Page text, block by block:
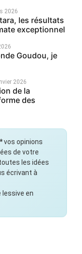
2026
les résultats
exceptionnel
Goudou, je
2026
de la
des
vos opinions
de votre
les idées
écrivant à
en